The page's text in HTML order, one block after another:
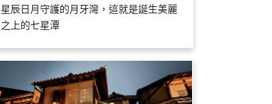
星辰日月守護的月牙灣，這就是誕生美麗
之上的七星潭